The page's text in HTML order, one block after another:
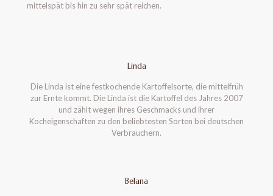
mittelspät bis hin zu sehr spät reichen.
Linda
Die Linda ist eine festkochende Kartoffelsorte, die mittelfrüh
zur Ernte kommt. Die Linda ist die Kartoffel des Jahres 2007
und zählt wegen ihres Geschmacks und ihrer
Kocheigenschaften zu den beliebtesten Sorten bei deutschen
Verbrauchern.
Belana